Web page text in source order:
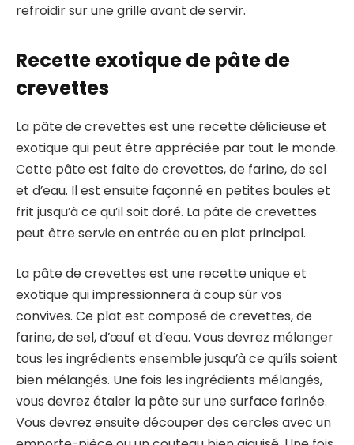
refroidir sur une grille avant de servir.
Recette exotique de pâte de
crevettes
La pâte de crevettes est une recette délicieuse et
exotique qui peut être appréciée par tout le monde.
Cette pâte est faite de crevettes, de farine, de sel
et d’eau. Il est ensuite façonné en petites boules et
frit jusqu’à ce qu’il soit doré. La pâte de crevettes
peut être servie en entrée ou en plat principal.
La pâte de crevettes est une recette unique et
exotique qui impressionnera à coup sûr vos
convives. Ce plat est composé de crevettes, de
farine, de sel, d’œuf et d’eau. Vous devrez mélanger
tous les ingrédients ensemble jusqu’à ce qu’ils soient
bien mélangés. Une fois les ingrédients mélangés,
vous devrez étaler la pâte sur une surface farinée.
Vous devrez ensuite découper des cercles avec un